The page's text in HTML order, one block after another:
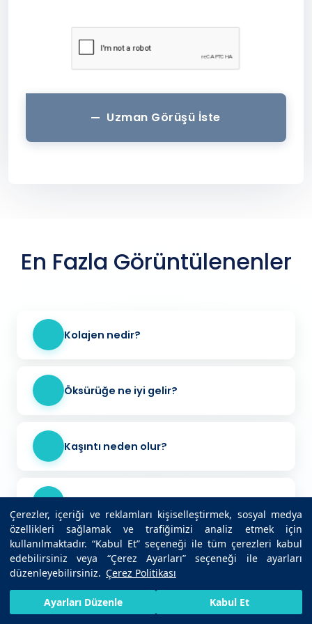
Çerezler, içeriği ve reklamları kişiselleştirmek, sosyal medya
özellikleri sağlamak ve trafiğimizi analiz etmek için
kullanılmaktadır. “Kabul Et” seçeneği ile tüm çerezleri kabul
edebilirsiniz veya “Çerez Ayarları” seçeneği ile ayarları
düzenleyebilirsiniz. Çerez Politikası
Ayarları Düzenle Kabul Et
Uzman Görüşü İste
En Fazla Görüntülenenler
Kolajen nedir?
Öksürüğe ne iyi gelir?
Kaşıntı neden olur?
Trigliserid nedir?
Kulak ağrısına ne iyi gelir?
Baş dönmesi neden olur?
HIZLI RANDEVU AL BIZE ULAŞIN